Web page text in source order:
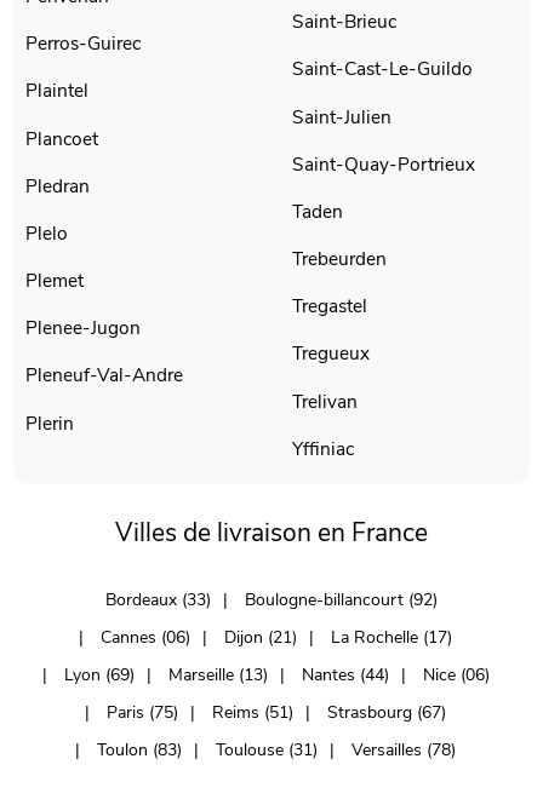
Perros-Guirec
Plaintel
Plancoet
Pledran
Plelo
Plemet
Plenee-Jugon
Pleneuf-Val-Andre
Plerin
Saint-Brieuc
Saint-Cast-Le-Guildo
Saint-Julien
Saint-Quay-Portrieux
Taden
Trebeurden
Tregastel
Tregueux
Trelivan
Yffiniac
Villes de livraison en France
Bordeaux (33)
Boulogne-billancourt (92)
Cannes (06)
Dijon (21)
La Rochelle (17)
Lyon (69)
Marseille (13) Nantes (44)
Nice (06)
Paris (75)
Reims (51)
Strasbourg (67)
Toulon (83)
Toulouse (31) Versailles (78)